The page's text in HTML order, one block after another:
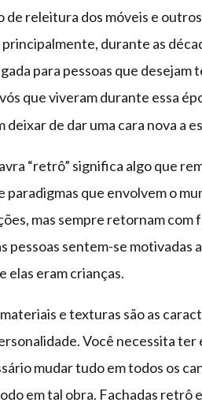
releitura dos móveis e
durante as
para pessoas que desejam
que viveram durante essa
deixar de dar uma cara nova a
“retrô” significa algo que
que envolvem o
mas sempre retornam com
pessoas sentem-se motivadas
elas eram crianças.
e texturas são as
Você necessita
mudar tudo em todos os
em tal obra. Fachadas retrô